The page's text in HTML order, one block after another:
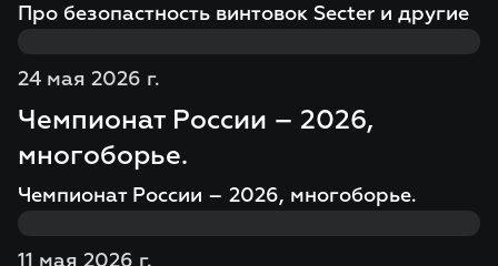
Про безопастность винтовок Secter и другие
24 мая 2026 г.
Чемпионат России – 2026,
многоборье.
Чемпионат России – 2026, многоборье.
11 мая 2026 г.